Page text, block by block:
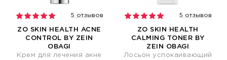
5 отзывов
ZO SKIN HEALTH ACNE
CONTROL BY ZEIN
OBAGI
Крем для лечения акне
5 отзывов
ZO SKIN HEALTH
CALMING TONER BY
ZEIN OBAGI
Лосьон успокаивающий